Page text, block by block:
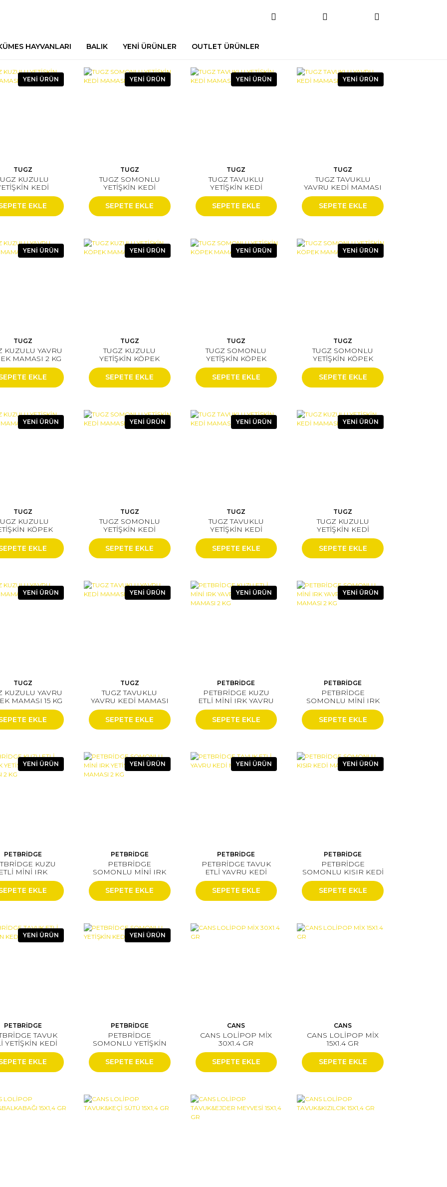
HAYVANLARI BALIK YENİ ÜRÜNLER OUTLET ÜRÜNLER
YENİ ÜRÜN
TUGZ
KUZULU
KEDİ
1 KG
EKLE
YENİ ÜRÜN
TUGZ
TUGZ SOMONLU
YETİŞKİN KEDİ
MAMASI 1 KG
SEPETE EKLE
YENİ ÜRÜN
TUGZ
TUGZ TAVUKLU
YETİŞKİN KEDİ
MAMASI 1 KG
SEPETE EKLE
YENİ ÜRÜN
TUGZ
TUGZ TAVUKLU
YAVRU KEDİ MAMASI
1 KG
SEPETE EKLE
YENİ ÜRÜN
TUGZ
KUZULU YAVRU
MAMASI 2 KG
EKLE
YENİ ÜRÜN
TUGZ
TUGZ KUZULU
YETİŞKİN KÖPEK
MAMASI 2 KG
SEPETE EKLE
YENİ ÜRÜN
TUGZ
TUGZ SOMONLU
YETİŞKİN KÖPEK
MAMASI 2 KG
SEPETE EKLE
YENİ ÜRÜN
TUGZ
TUGZ SOMONLU
YETİŞKİN KÖPEK
MAMASI 15 KG
SEPETE EKLE
YENİ ÜRÜN
TUGZ
KUZULU
KÖPEK
15 KG
EKLE
YENİ ÜRÜN
TUGZ
TUGZ SOMONLU
YETİŞKİN KEDİ
MAMASI 15 KG
SEPETE EKLE
YENİ ÜRÜN
TUGZ
TUGZ TAVUKLU
YETİŞKİN KEDİ
MAMASI 15 KG
SEPETE EKLE
YENİ ÜRÜN
TUGZ
TUGZ KUZULU
YETİŞKİN KEDİ
MAMASI 15 KG
SEPETE EKLE
YENİ ÜRÜN
TUGZ
KUZULU YAVRU
MAMASI 15 KG
EKLE
YENİ ÜRÜN
TUGZ
TUGZ TAVUKLU
YAVRU KEDİ MAMASI
15 KG
SEPETE EKLE
YENİ ÜRÜN
PETBRİDGE
PETBRİDGE KUZU
ETLİ MİNİ IRK YAVRU
KÖPEK MAMASI 2 KG
SEPETE EKLE
YENİ ÜRÜN
PETBRİDGE
PETBRİDGE
SOMONLU MİNİ IRK
YAVRU KÖPEK
MAMASI 2 KG
SEPETE EKLE
YENİ ÜRÜN
PETBRİDGE
KUZU
MİNİ IRK
KÖPEK
2 KG
EKLE
YENİ ÜRÜN
PETBRİDGE
PETBRİDGE
SOMONLU MİNİ IRK
YETİŞKİN KÖPEK
MAMASI 2 KG
SEPETE EKLE
YENİ ÜRÜN
PETBRİDGE
PETBRİDGE TAVUK
ETLİ YAVRU KEDİ
MAMASI 2 KG
SEPETE EKLE
YENİ ÜRÜN
PETBRİDGE
PETBRİDGE
SOMONLU KISIR KEDİ
MAMASI 2 KG
SEPETE EKLE
YENİ ÜRÜN
PETBRİDGE
TAVUK
YETİŞKİN KEDİ
2 KG
EKLE
YENİ ÜRÜN
PETBRİDGE
PETBRİDGE
SOMONLU YETİŞKİN
KEDİ MAMASI 2 KG
SEPETE EKLE
CANS
CANS LOLİPOP MİX
30X1.4 GR
SEPETE EKLE
CANS
CANS LOLİPOP MİX
15X1.4 GR
SEPETE EKLE